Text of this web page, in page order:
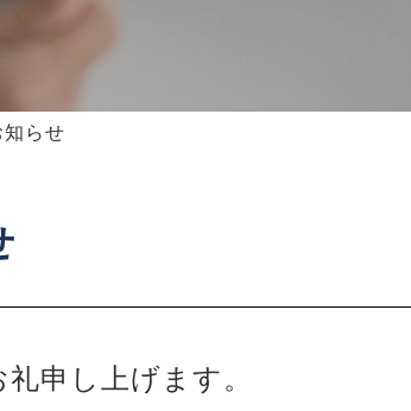
らせ
申し上げます。